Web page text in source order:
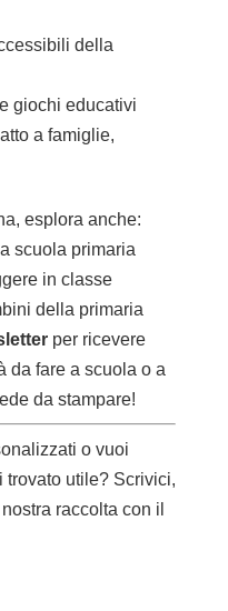
della
giochi educativi
a famiglie,
esplora anche:
scuola primaria
in classe
della primaria
per ricevere
da fare a scuola o a
da stampare!
o vuoi
trovato utile? Scrivici,
raccolta con il